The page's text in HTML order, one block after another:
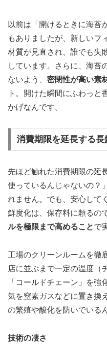
以前は「開けるときに海苔
もありましたが、新しいフ
材質が見直され、誰でも失
しています。さらに、海苔
ないよう、 密閉性が高い素
ト。開けた瞬間にふわっと
かげなんです。
消費期限を延長する
先ほど触れた消費期限の延
使っているんじゃないの？
れません。でも、安心して
鮮度化は、保存料に頼るの
ルを極限まで高めることで
工場のクリーンルームを徹
店に並ぶまで一定の温度（
「コールドチェーン」を
気を窒素ガスなどに置き換
の繁殖や酸化を防いでいる
技術の凄さ